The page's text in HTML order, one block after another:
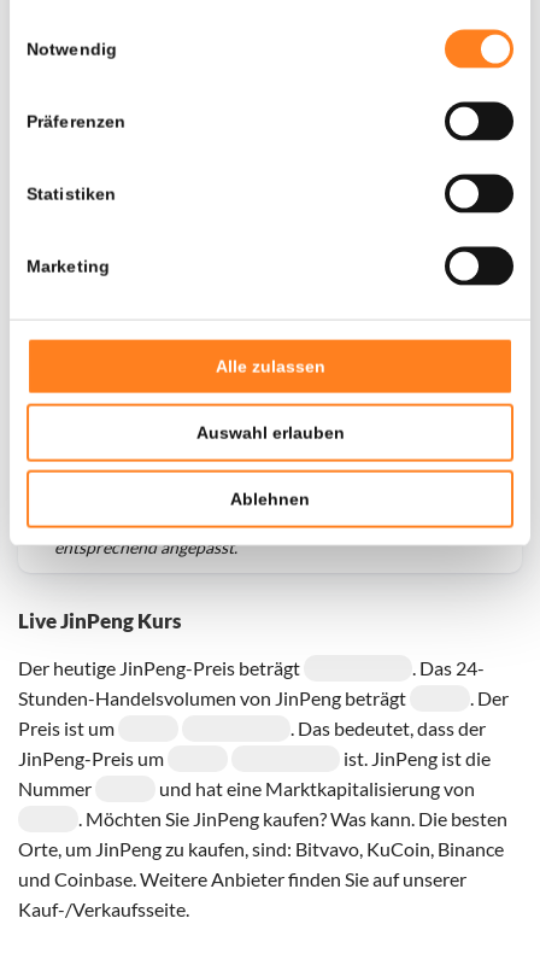
Notwendig
Präferenzen
Statistiken
Marketing
Alle zulassen
Auswahl erlauben
Ablehnen
Live JinPeng Kurs
Der heutige JinPeng-Preis beträgt
. Das 24-
Stunden-Handelsvolumen von JinPeng beträgt
. Der
Preis ist um
. Das bedeutet, dass der
JinPeng-Preis um
ist. JinPeng ist die
Nummer
und hat eine Marktkapitalisierung von
. Möchten Sie JinPeng kaufen? Was kann. Die besten
Orte, um JinPeng zu kaufen, sind: Bitvavo, KuCoin, Binance
und Coinbase. Weitere Anbieter finden Sie auf unserer
Kauf-/Verkaufsseite.
- 0,00%
haben wir historische Daten seit
das hypothetische erste Investitionsdatum wurde
entsprechend angepasst.